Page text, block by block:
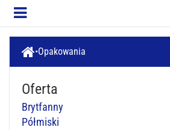
Opakowania
Oferta
Brytfanny
Półmiski